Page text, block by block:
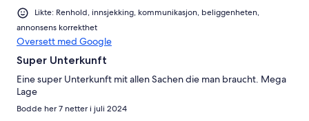
Likte: Renhold, innsjekking, kommunikasjon, beliggenheten,
annonsens korrekthet
Oversett med Google
Super Unterkunft
Eine super Unterkunft mit allen Sachen die man braucht. Mega
Lage
Bodde her 7 netter i juli 2024